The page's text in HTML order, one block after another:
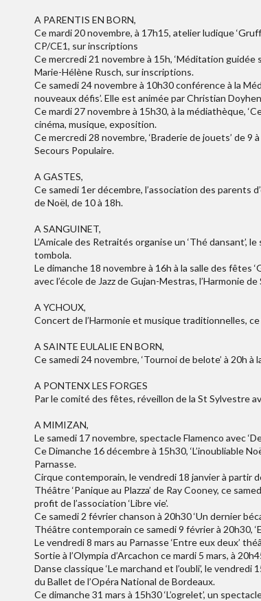
A PARENTIS EN BORN,
Ce mardi 20 novembre, à 17h15, atelier ludique
CP/CE1, sur inscriptions
Ce mercredi 21 novembre à 15h, ‘Méditation guidée
Marie-Hélène Rusch, sur inscriptions.
Ce samedi 24 novembre à 10h30 conférence à la
nouveaux défis’. Elle est animée par Christian
Ce mardi 27 novembre à 15h30, à la médiathèque,
cinéma, musique, exposition.
Ce mercredi 28 novembre, ‘Braderie de jouets’ de
Secours Populaire.
A GASTES,
Ce samedi 1er décembre, l’association des parents
de Noël, de 10 à 18h.
A SANGUINET,
L’Amicale des Retraités organise un ‘Thé dansant’,
tombola.
Le dimanche 18 novembre à 16h à la salle des fêtes
avec l’école de Jazz de Gujan-Mestras, l’Harmonie
A YCHOUX,
Concert de l’Harmonie et musique traditionnelles,
A SAINTE EULALIE EN BORN,
Ce samedi 24 novembre, ‘Tournoi de belote’ à 20h
A PONTENX LES FORGES
Par le comité des fêtes, réveillon de la St Sylvestre
A MIMIZAN,
Le samedi 17 novembre, spectacle Flamenco avec
Ce Dimanche 16 décembre à 15h30, ‘L’inoubliable
Parnasse.
Cirque contemporain, le vendredi 18 janvier à partir
Théâtre ‘Panique au Plazza’ de Ray Cooney, ce
profit de l’association ‘Libre vie’.
Ce samedi 2 février chanson à 20h30 ‘Un dernier
Théâtre contemporain ce samedi 9 février à 20h30,
Le vendredi 8 mars au Parnasse ‘Entre eux deux’
Sortie à l’Olympia d’Arcachon ce mardi 5 mars, à
Danse classique ‘Le marchand et l’oubli’, le
du Ballet de l’Opéra National de Bordeaux.
Ce dimanche 31 mars à 15h30 ‘L’ogrelet’, un